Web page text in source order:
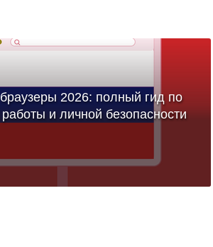
2026: полный гид по
и личной безопасности